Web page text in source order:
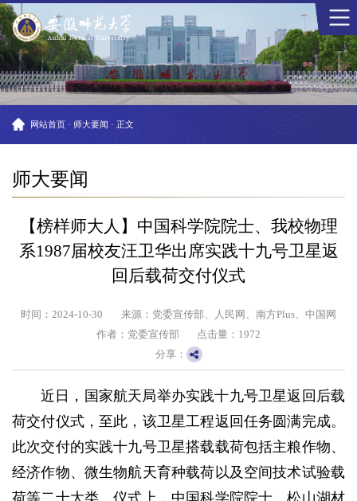
网站首页 · 师大要闻 · 正文
师大要闻
【榜样师大人】中国科学院院士、我校物理
系1987届校友汪卫华出席实践十九号卫星返
回后载荷交付仪式
时间：2024-10-30
来源：党委宣传部、人民网、南方Plus、中国网
作者：党委宣传部
点击量： 1972
分享：
近日，国家航天局举办实践十九号卫星返回后载
荷交付仪式，至此，该卫星工程返回任务圆满完成。
此次交付的实践十九号卫星搭载载荷包括主粮作物、
经济作物、微生物航天育种载荷以及空间技术试验载